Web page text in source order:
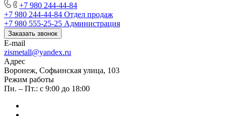
+7 980 244-44-84
+7 980 244-44-84 Отдел продаж
+7 980 555-25-25 Администрация
Заказать звонок
E-mail
zismetall@yandex.ru
Адрес
Воронеж, Софьинская улица, 103
Режим работы
Пн. – Пт.: с 9:00 до 18:00